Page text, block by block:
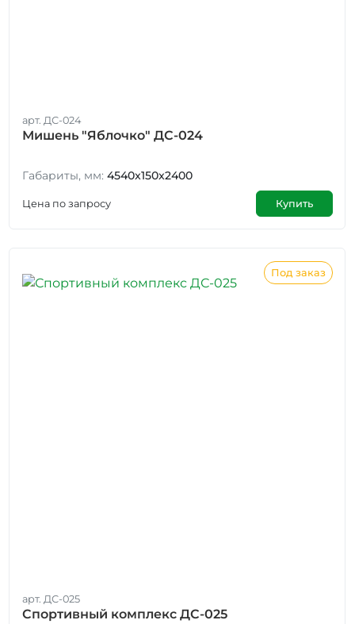
арт. ДС-024
Мишень "Яблочко" ДС-024
Габариты, мм: 4540x150x2400
Цена по запросу Купить
Под заказ
арт. ДС-025
Спортивный комплекс ДС-025